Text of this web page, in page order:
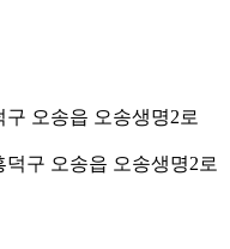
오송읍 오송생명2로
구 오송읍 오송생명2로